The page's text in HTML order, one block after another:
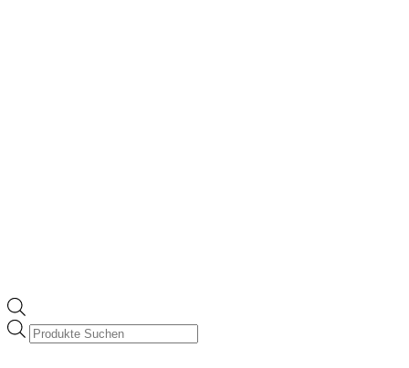
Products
search